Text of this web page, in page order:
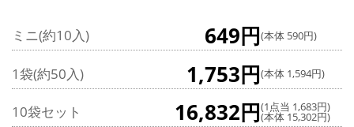
ミニ(約10入) 649円(本体 590円)
1袋(約50入) 1,753円(本体 1,594円)
10袋セット 16,832円(1点当 1,683円)
(本体 15,302円)